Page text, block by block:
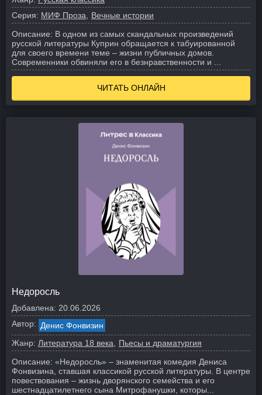
Серия: МИФ Проза
Вечные истории
Описание: В одном из самых скандальных произведений
русской литературы Куприн обращается к табуированной
для своего времени теме – жизни публичных домов.
Современники обвиняли его в безнравственности и ...
ЧИТАТЬ ОНЛАЙН
Недоросль
Добавлена: 20.06.2026
Автор: Денис Фонвизин
Жанр: Литература 18 века
Пьесы и драматургия
Описание: «Недоросль» – знаменитая комедия Дениса
Фонвизина, ставшая классикой русской литературы. В центре
повествования – жизнь дворянского семейства и его
шестнадцатилетнего сына Митрофанушки, которы...